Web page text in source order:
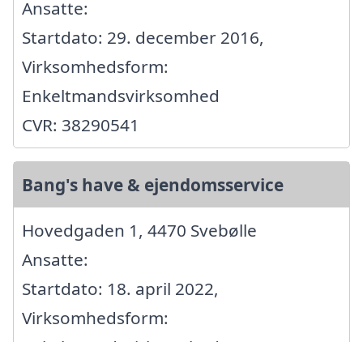
Ansatte:
Startdato: 29. december 2016,
Virksomhedsform:
Enkeltmandsvirksomhed
CVR: 38290541
Bang's have & ejendomsservice
Hovedgaden 1, 4470 Svebølle
Ansatte:
Startdato: 18. april 2022,
Virksomhedsform: